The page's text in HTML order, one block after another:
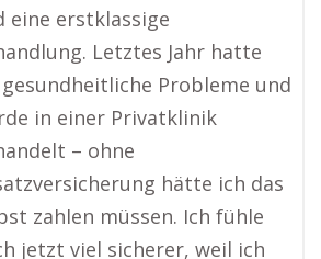
eine erstklassige
Letztes Jahr hatte
Probleme und
in einer Privatklinik
– ohne
hätte ich das
zahlen müssen. Ich fühle
jetzt viel sicherer, weil ich